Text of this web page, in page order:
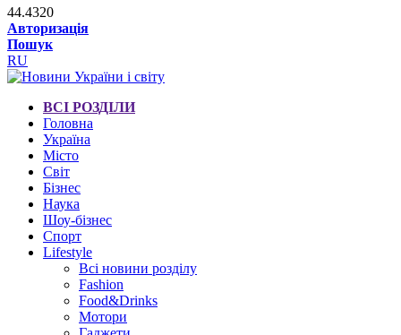
44.4320
Авторизація
Пошук
RU
ВСІ РОЗДІЛИ
Головна
Україна
Місто
Світ
Бізнес
Наука
Шоу-бізнес
Спорт
Lifestyle
Всі новини розділу
Fashion
Food&Drinks
Мотори